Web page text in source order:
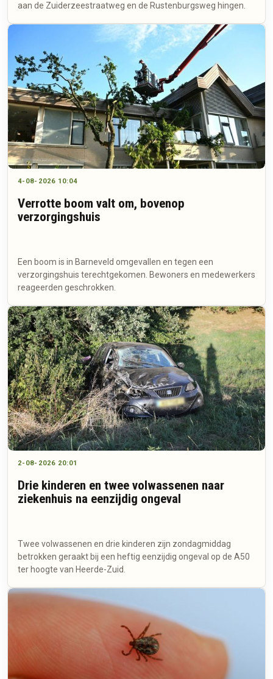
aan de Zuiderzeestraatweg en de Rustenburgsweg hingen.
4-08-2026 10:04
Verrotte boom valt om, bovenop
verzorgingshuis
Een boom is in Barneveld omgevallen en tegen een
verzorgingshuis terechtgekomen. Bewoners en medewerkers
reageerden geschrokken.
2-08-2026 20:01
Drie kinderen en twee volwassenen naar
ziekenhuis na eenzijdig ongeval
Twee volwassenen en drie kinderen zijn zondagmiddag
betrokken geraakt bij een heftig eenzijdig ongeval op de A50
ter hoogte van Heerde-Zuid.